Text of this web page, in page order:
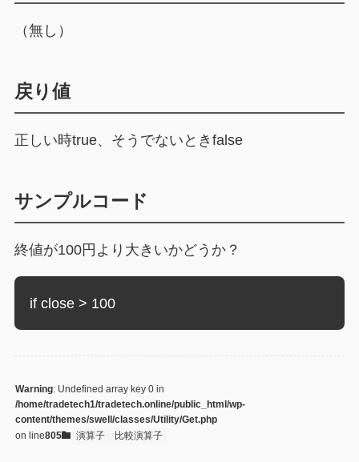
（無し）
戻り値
正しい時true、そうでないときfalse
サンプルコード
終値が100円より大きいかどうか？
if close > 100
Warning: Undefined array key 0 in
/home/tradetech1/tradetech.online/public_html/wp-
content/themes/swell/classes/Utility/Get.php
on line805 演算子 比較演算子